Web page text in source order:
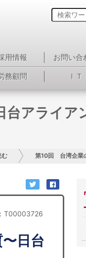
用情報 お問い合
務顧問 ＩＴ
アライア
第10回 台湾
T00003726
日台